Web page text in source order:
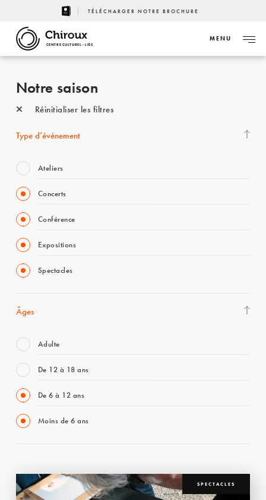
TÉLÉCHARGER NOTRE BROCHURE
CENTRE CULTUREL - LIÈGE
MENU
Notre saison
Réinitialiser les filtres
Type d’événement
Ateliers
Concerts
Conférence
Expositions
Spectacles
Âges
Adulte
De 12 à 18 ans
De 6 à 12 ans
Moins de 6 ans
SPECTACLES